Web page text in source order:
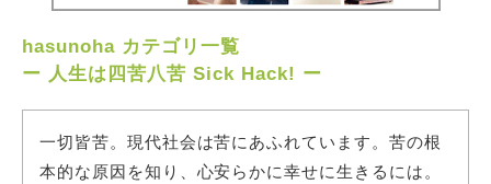
hasunoha カテゴリ一覧
ー 人生は四苦八苦 Sick Hack! ー
一切皆苦。現代社会は苦にあふれています。苦の根
本的な原因を知り、心安らかに幸せに生きるには。